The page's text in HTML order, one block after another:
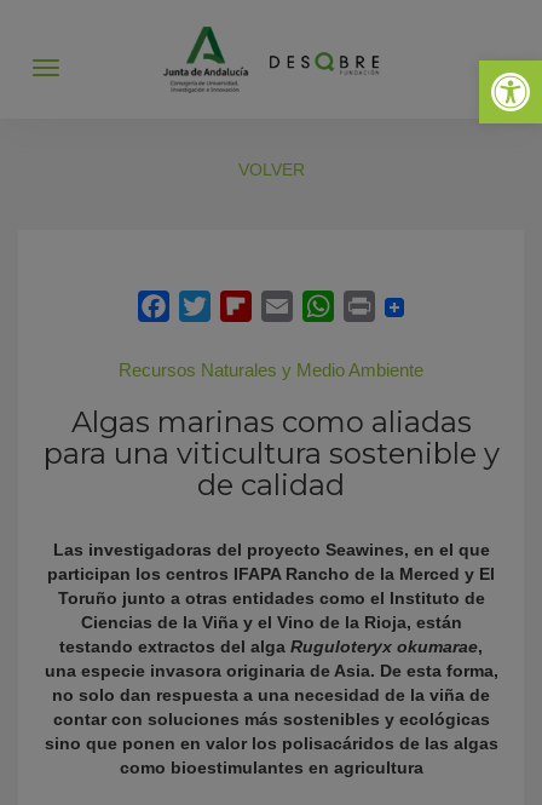
Abrir
Abrir
VOLVER
Recursos Naturales y Medio Ambiente
Algas marinas como aliadas
para una viticultura sostenible y
de calidad
Las investigadoras del proyecto Seawines, en el que
participan los centros IFAPA Rancho de la Merced y El
Toruño junto a otras entidades como el Instituto de
Ciencias de la Viña y el Vino de la Rioja, están
testando extractos del alga Ruguloteryx okumarae,
una especie invasora originaria de Asia. De esta forma,
no solo dan respuesta a una necesidad de la viña de
contar con soluciones más sostenibles y ecológicas
sino que ponen en valor los polisacáridos de las algas
como bioestimulantes en agricultura